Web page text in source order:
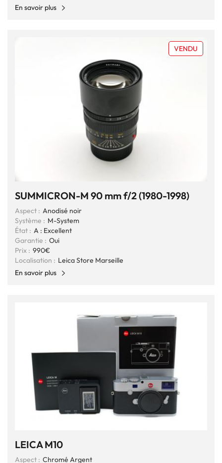
En savoir plus
VENDU
SUMMICRON-M 90 mm f/2 (1980-1998)
Aspect : Anodisé noir
Système : M-System
État : A : Excellent
Garantie : Oui
Prix : 990€
Localisation : Leica Store Marseille
En savoir plus
LEICA M10
Aspect : Chromé Argent